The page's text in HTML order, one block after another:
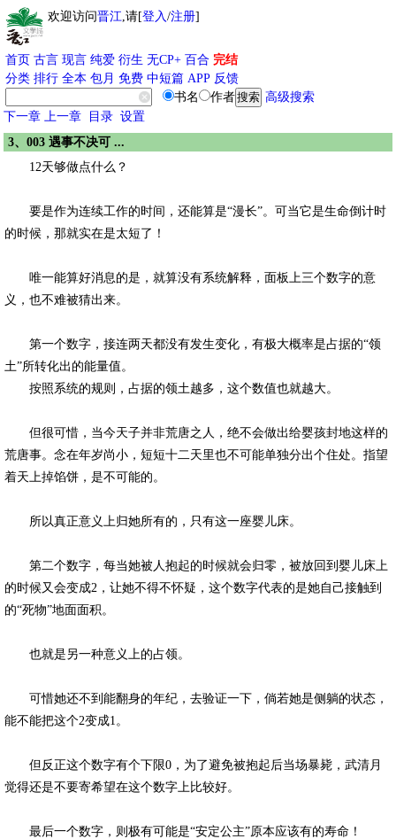
欢迎访问晋江,请[登入/注册]
首页 古言 现言 纯爱 衍生 无CP+ 百合 完结
分类 排行 全本 包月 免费 中短篇 APP 反馈
书名
作者
高级搜索
下一章 上一章 目录 设置
3、003 遇事不决可 ...
12天够做点什么？
要是作为连续工作的时间，还能算是“漫长”。可当它是生命倒计时
的时候，那就实在是太短了！
唯一能算好消息的是，就算没有系统解释，面板上三个数字的意
义，也不难被猜出来。
第一个数字，接连两天都没有发生变化，有极大概率是占据的“领
土”所转化出的能量值。
按照系统的规则，占据的领土越多，这个数值也就越大。
但很可惜，当今天子并非荒唐之人，绝不会做出给婴孩封地这样的
荒唐事。念在年岁尚小，短短十二天里也不可能单独分出个住处。指望
着天上掉馅饼，是不可能的。
所以真正意义上归她所有的，只有这一座婴儿床。
第二个数字，每当她被人抱起的时候就会归零，被放回到婴儿床上
的时候又会变成2，让她不得不怀疑，这个数字代表的是她自己接触到
的“死物”地面面积。
也就是另一种意义上的占领。
可惜她还不到能翻身的年纪，去验证一下，倘若她是侧躺的状态，
能不能把这个2变成1。
但反正这个数字有个下限0，为了避免被抱起后当场暴毙，武清月
觉得还是不要寄希望在这个数字上比较好。
最后一个数字，则极有可能是“安定公主”原本应该有的寿命！